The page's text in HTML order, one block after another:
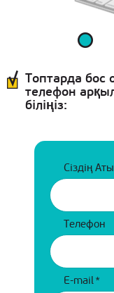
Топтарда
телефон
біліңіз:
Сіздің
Телефон
E-mail *